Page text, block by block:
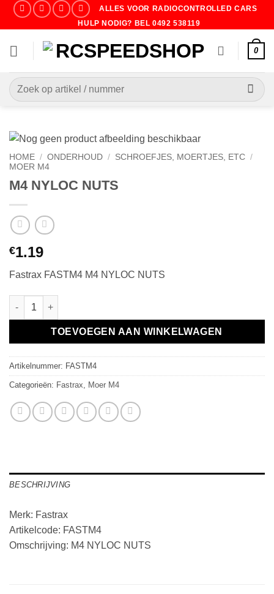
ALLES VOOR RADIOCONTROLLED CARS
HULP NODIG? BEL 0492 538119
0
Zoeken
naar:
HOME / ONDERHOUD / SCHROEFJES, MOERTJES, ETC /
MOER M4
M4 NYLOC NUTS
€1.19
Fastrax FASTM4 M4 NYLOC NUTS
M4 NYLOC NUTS aantal
TOEVOEGEN AAN WINKELWAGEN
Artikelnummer: FASTM4
Categorieën: Fastrax Moer M4
BESCHRIJVING
Merk: Fastrax
Artikelcode: FASTM4
Omschrijving: M4 NYLOC NUTS